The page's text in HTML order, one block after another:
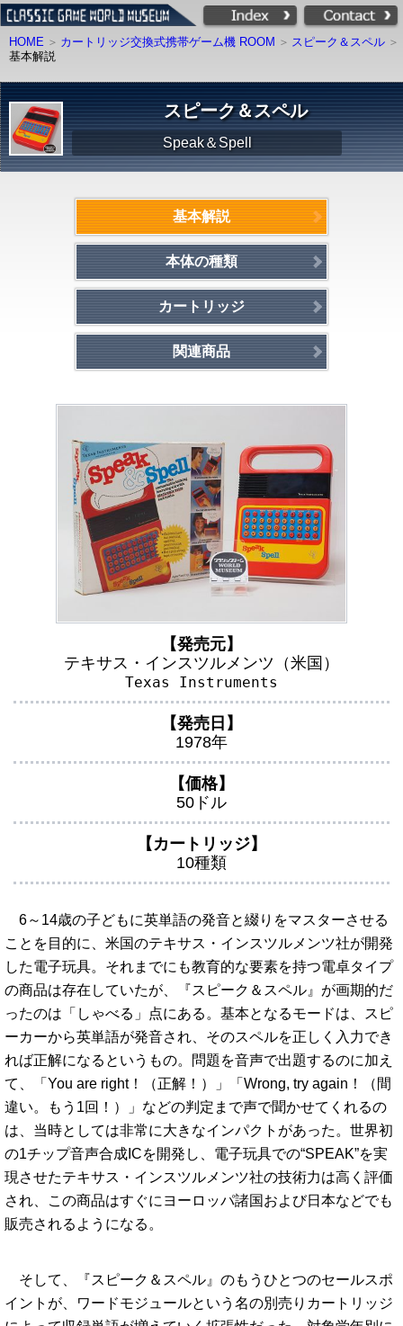
HOME カートリッジ交換式携帯ゲーム機 ROOM
スピーク＆スペル
基本解説
スピーク＆スペル
Speak＆Spell
基本解説
本体の種類
カートリッジ
関連商品
【発売元】
テキサス・インスツルメンツ（米国）
Texas Instruments
【発売日】
1978年
【価格】
50ドル
【カートリッジ】
10種類
6～14歳の子どもに英単語の発音と綴りをマスターさせる
ことを目的に、米国のテキサス・インスツルメンツ社が開発
した電子玩具。それまでにも教育的な要素を持つ電卓タイプ
の商品は存在していたが、『スピーク＆スペル』が画期的だ
ったのは「しゃべる」点にある。基本となるモードは、スピ
ーカーから英単語が発音され、そのスペルを正しく入力でき
れば正解になるというもの。問題を音声で出題するのに加え
て、「You are right！（正解！）」「Wrong, try again！（間
違い。もう1回！）」などの判定まで声で聞かせてくれるの
は、当時としては非常に大きなインパクトがあった。世界初
の1チップ音声合成ICを開発し、電子玩具での“SPEAK”を実
現させたテキサス・インスツルメンツ社の技術力は高く評価
され、この商品はすぐにヨーロッパ諸国および日本などでも
販売されるようになる。
そして、『スピーク＆スペル』のもうひとつのセールスポ
イントが、ワードモジュールという名の別売りカートリッジ